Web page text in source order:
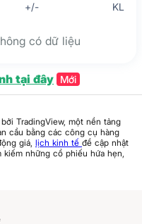
+/- KL
có dữ liệu
tại đây Mới
TradingView, một nền tảng
cầu bằng các công cụ hàng
giá, lịch kinh tế để cập nhật
kiếm những cổ phiếu hứa hẹn,